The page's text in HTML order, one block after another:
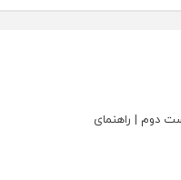
دوم | راهنمای